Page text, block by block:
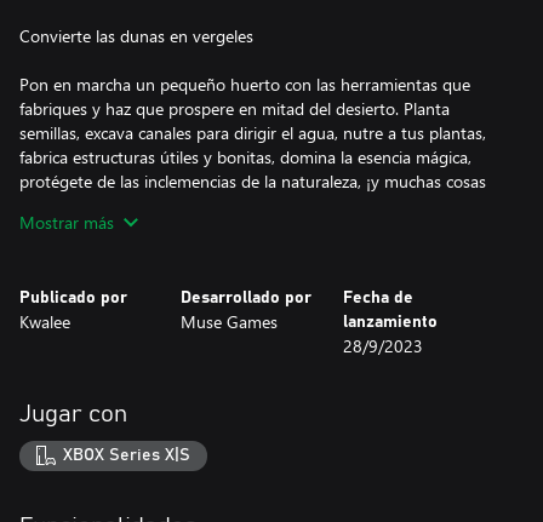
Convierte las dunas en vergeles
Pon en marcha un pequeño huerto con las herramientas que
fabriques y haz que prospere en mitad del desierto. Planta
semillas, excava canales para dirigir el agua, nutre a tus plantas,
fabrica estructuras útiles y bonitas, domina la esencia mágica,
protégete de las inclemencias de la naturaleza, ¡y muchas cosas
para crear el huerto de tus sueños. Poco a poco conquistarás el
Explora, busca sustento y sobrevive
¡Explora el desierto que te rodea y descubrirás que no es tan
árido como parece! Busca semillas y recursos y úsalos para
través de dunas interminables, un mar reseco y salado, cañones
emponzoñados y remotas montañas gélidas. Cuanto más te
alejes de la base, mayores serán los peligros y mejores las
Mostrar más
Publicado por
Kwalee
Desarrollado por
Muse Games
Fecha de
lanzamiento
28/9/2023
Jugar con
XBOX Series X|S